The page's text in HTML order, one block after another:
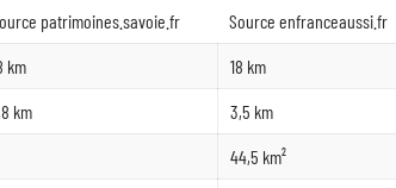
patrimoines.savoie.fr Source enfranceaussi.fr
km 18 km
km 3,5 km
44,5 km²